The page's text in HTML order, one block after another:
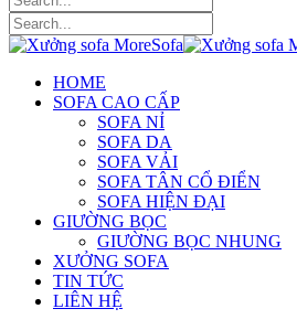
HOME
SOFA CAO CẤP
SOFA NỈ
SOFA DA
SOFA VẢI
SOFA TÂN CỔ ĐIỂN
SOFA HIỆN ĐẠI
GIƯỜNG BỌC
GIƯỜNG BỌC NHUNG
XƯỞNG SOFA
TIN TỨC
LIÊN HỆ